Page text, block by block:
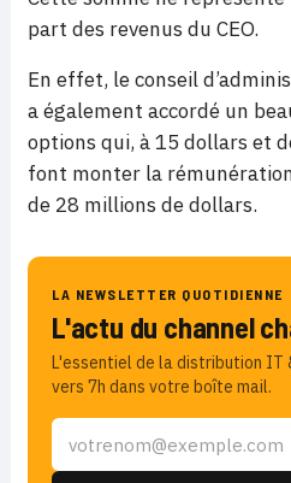
part des revenus du CEO.
En effet, le conseil
a également accordé un
options qui, à 15 dollars et
font monter la
de 28 millions de dollars.
LA NEWSLETTER QUOTIDIENNE
L'actu du channel
L'essentiel de la distribution IT
vers 7h dans votre boîte mail.